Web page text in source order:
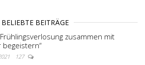
BELIEBTE BEITRÄGE
zusammen mit
begeistern“
127